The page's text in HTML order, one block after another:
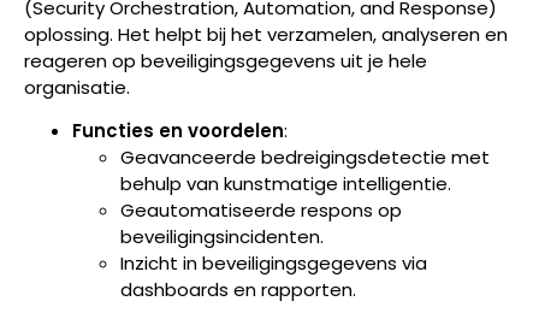
(Security Orchestration, Automation, and Response)
oplossing. Het helpt bij het verzamelen, analyseren en
reageren op beveiligingsgegevens uit je hele
organisatie.
Functies en voordelen:
Geavanceerde bedreigingsdetectie met
behulp van kunstmatige intelligentie.
Geautomatiseerde respons op
beveiligingsincidenten.
Inzicht in beveiligingsgegevens via
dashboards en rapporten.